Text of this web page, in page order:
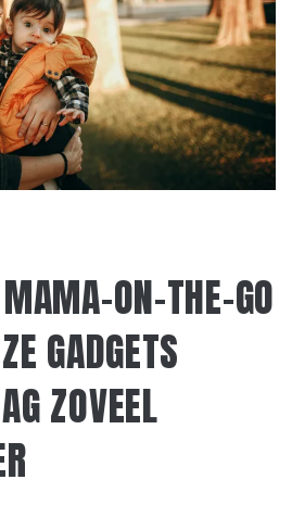
ON-THE-GO
GADGETS
ZOVEEL